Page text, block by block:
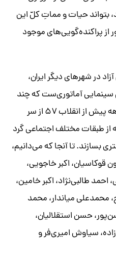
بتواند حیات و مماتِ کلّ این
از پراکنده‌گویی‌های موجود
در شهرهای دیگر ایران،
سینمایی آماتوری‌ست که چند
نوجوان و جوان در کمتر از یک دهه پیش از انقلاب ۵۷ از سر
از طبقات مختلف اجتماعی گرد
تا فیلم ۸ میلیمتری بسازند. تا آنجا که می‌دانیم،
قوکاسیان، اکبر خاجویی،
طالبی‌نژاد، اکبر خامین،
محمدعلی میاندار، محمد
حسن استقلالیان،
سیاوش امیری‌فر و